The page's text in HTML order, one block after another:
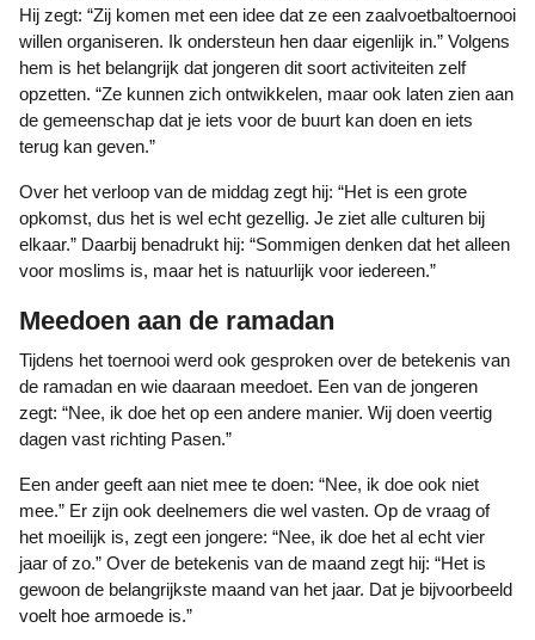
Hij zegt: “Zij komen met een idee dat ze een zaalvoetbaltoernooi
willen organiseren. Ik ondersteun hen daar eigenlijk in.” Volgens
hem is het belangrijk dat jongeren dit soort activiteiten zelf
opzetten. “Ze kunnen zich ontwikkelen, maar ook laten zien aan
de gemeenschap dat je iets voor de buurt kan doen en iets
terug kan geven.”
Over het verloop van de middag zegt hij: “Het is een grote
opkomst, dus het is wel echt gezellig. Je ziet alle culturen bij
elkaar.” Daarbij benadrukt hij: “Sommigen denken dat het alleen
voor moslims is, maar het is natuurlijk voor iedereen.”
Meedoen aan de ramadan
Tijdens het toernooi werd ook gesproken over de betekenis van
de ramadan en wie daaraan meedoet. Een van de jongeren
zegt: “Nee, ik doe het op een andere manier. Wij doen veertig
dagen vast richting Pasen.”
Een ander geeft aan niet mee te doen: “Nee, ik doe ook niet
mee.” Er zijn ook deelnemers die wel vasten. Op de vraag of
het moeilijk is, zegt een jongere: “Nee, ik doe het al echt vier
jaar of zo.” Over de betekenis van de maand zegt hij: “Het is
gewoon de belangrijkste maand van het jaar. Dat je bijvoorbeeld
voelt hoe armoede is.”